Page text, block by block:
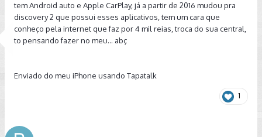
tem Android auto e Apple CarPlay, já a partir de 2016 mudou pra
discovery 2 que possui esses aplicativos, tem um cara que
conheço pela internet que faz por 4 mil reias, troca do sua central,
to pensando fazer no meu... abç
Enviado do meu iPhone usando Tapatalk
1